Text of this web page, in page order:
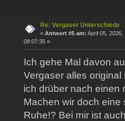
Re: Vergaser Unterschiede
« Antwort #5 am: April 05, 2026,
08:07:35 »
Ich gehe Mal davon
Vergaser alles
ich drüber nach einen
Machen wir doch
Ruhe!? Bei mir ist